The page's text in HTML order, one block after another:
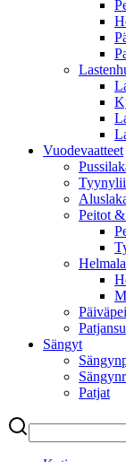
Vuodevaatteet
Peitot
Sängyt
Patjat
Etsi